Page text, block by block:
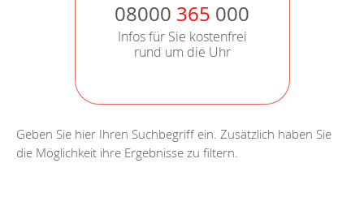
08000 365 000
Infos für Sie kostenfrei
rund um die Uhr
Geben Sie hier Ihren Suchbegriff ein. Zusätzlich haben Sie
die Möglichkeit ihre Ergebnisse zu filtern.